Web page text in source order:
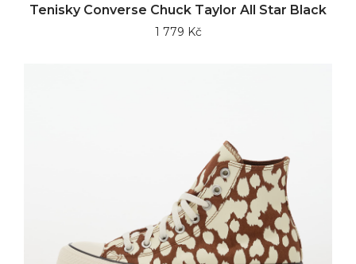
Tenisky Converse Chuck Taylor All Star Black
1 779 Kč